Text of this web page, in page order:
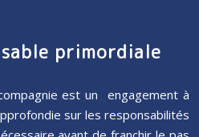
primordiale
est un engagement à
sur les responsabilités